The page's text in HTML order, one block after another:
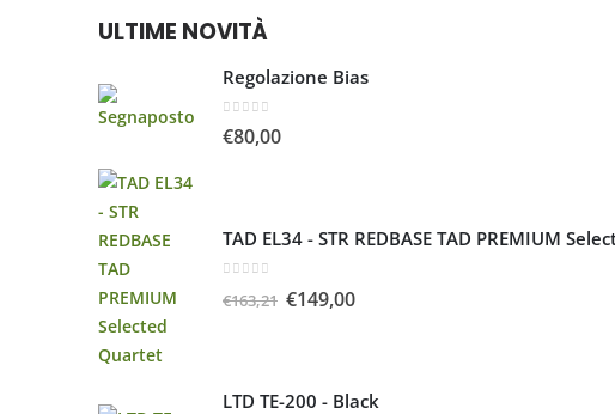
ULTIME NOVITÀ
Regolazione Bias
0Su 5
€80,00
TAD EL34 - STR REDBASE TAD PREMIUM
€163,21 €149,00
LTD TE-200 - Black